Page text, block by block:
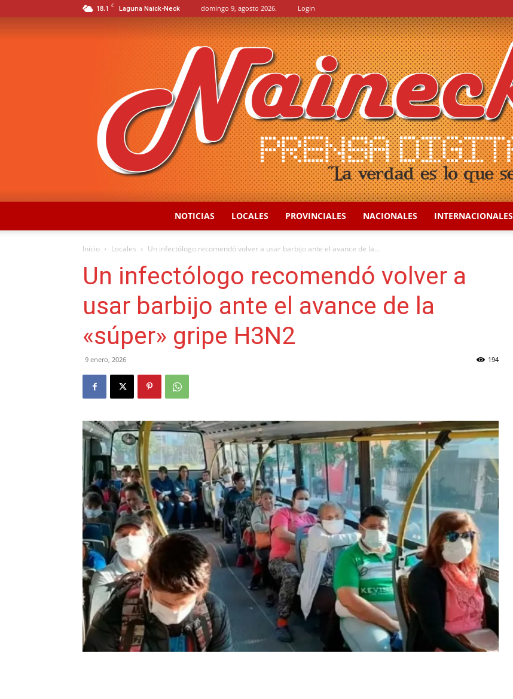
18.1 C Laguna Naick-Neck domingo 9, agosto 2026. Login
NAINECK
DIGITAL
::
La
NOTICIAS LOCALES PROVINCIALES NACIONALES INTERNACIONALES
Inicio Locales Un infectólogo recomendó volver a usar barbijo ante el avance de la...
Un infectólogo recomendó volver a
usar barbijo ante el avance de la
«súper» gripe H3N2
9 enero, 2026 194